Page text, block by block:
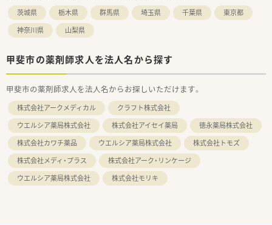
茨城県 栃木県 群馬県 埼玉県 千葉県
東京都
神奈川県
山梨県
甲斐市の薬剤師求人を法人名から探す
甲斐市の薬剤師求人を法人名からお探しいただけます。
株式会社アークメディカル
クラフト株式会社
ウエルシア薬局株式会社
株式会社アイセイ薬局
徳永薬局株式会社
株式会社カワチ薬品
ウエルシア薬局株式会社
株式会社トモズ
株式会社メディ・プラス
株式会社アーク・リンケージ
ウエルシア薬局株式会社
株式会社モリキ